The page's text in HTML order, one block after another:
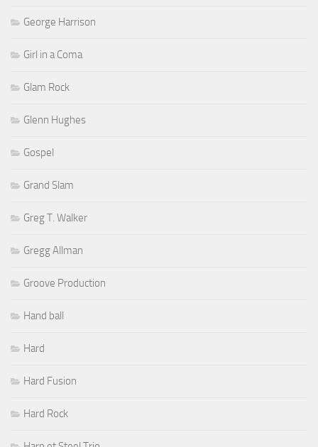
George Harrison
Girl in a Coma
Glam Rock
Glenn Hughes
Gospel
Grand Slam
Greg T. Walker
Gregg Allman
Groove Production
Hand ball
Hard
Hard Fusion
Hard Rock